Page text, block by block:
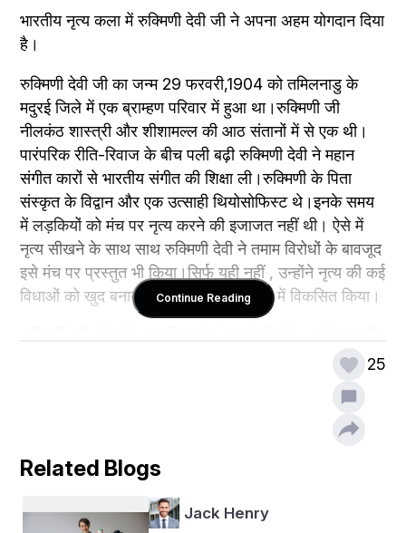
भारतीय नृत्य कला में रुक्मिणी देवी जी ने अपना अहम योगदान दिया
है।
रुक्मिणी देवी जी का जन्म 29 फरवरी,1904 को तमिलनाडु के
मदुरई जिले में एक ब्राम्हण परिवार में हुआ था।रुक्मिणी जी
नीलकंठ शास्त्री और शीशामल्ल की आठ संतानों में से एक थी।
पारंपरिक रीति-रिवाज के बीच पली बढ़ी रुक्मिणी देवी ने महान
संगीत कारों से भारतीय संगीत की शिक्षा ली।रुक्मिणी के पिता
संस्कृत के विद्वान और एक उत्साही थियोसोफिस्ट थे।इनके समय
में लड़कियों को मंच पर नृत्य करने की इजाजत नहीं थी। ऐसे में
नृत्य सीखने के साथ साथ रुक्मिणी देवी ने तमाम विरोधों के बावजूद
इसे मंच पर प्रस्तुत भी किया।सिर्फ यही नहीं , उन्होंने नृत्य की कई
विधाओं को खुद बनाया भी और उन्हें अपने भाव में विकसित किया।
की शिक्षा का प्रशिक्षण देने के लिए उन्होंने हालेंड में मैडम मोंटेसरी
रुक्मिणी देवी अरुंडेल देश की जानी मानी भरतनाट्यम नृत्यांगना
शास्त्री नृत्य भरतनाट्यम की कोरियोग्राफर भी थी। उन्हें
है। भारतीय नृत्य कला को नई ऊंचाइयों तक पहुंचाने का श्रेय भी
Continue Reading
25
Related Blogs
Jack Henry